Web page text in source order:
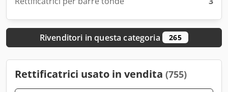
Rivenditori in questa categoria 265
Rettificatrici usato in vendita (755)